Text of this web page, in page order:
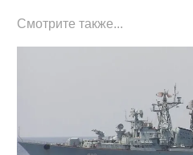
Смотрите также...